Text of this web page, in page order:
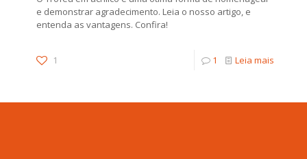
e demonstrar agradecimento. Leia o nosso artigo, e
entenda as vantagens. Confira!
1 1 Leia mais